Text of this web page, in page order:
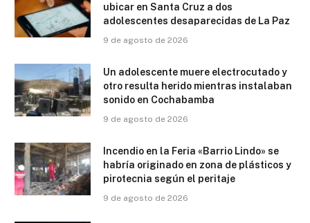
ubicar en Santa Cruz a dos
adolescentes desaparecidas de La Paz
9 de agosto de 2026
Un adolescente muere electrocutado y
otro resulta herido mientras instalaban
sonido en Cochabamba
9 de agosto de 2026
Incendio en la Feria «Barrio Lindo» se
habría originado en zona de plásticos y
pirotecnia según el peritaje
9 de agosto de 2026